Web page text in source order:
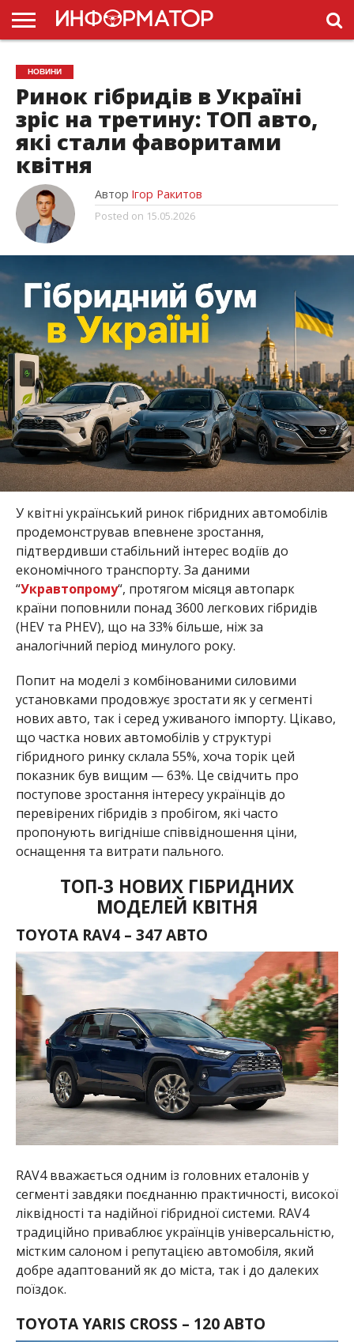
ГОЛОВНА
НОВИНИ
ПДР
УКРАЇНИ
РЕКЛАМА
ПРОЕКТЫ
НОВИНИ
Ринок гібридів в Україні
зріс на третину: ТОП авто,
які стали фаворитами
квітня
Автор Ігор Ракитов
Posted on 15.05.2026
У квітні український ринок гібридних автомобілів
продемонстрував впевнене зростання,
підтвердивши стабільний інтерес водіїв до
економічного транспорту. За даними
“Укравтопрому“, протягом місяця автопарк
країни поповнили понад 3600 легкових гібридів
(HEV та PHEV), що на 33% більше, ніж за
аналогічний період минулого року.
Попит на моделі з комбінованими силовими
установками продовжує зростати як у сегменті
нових авто, так і серед уживаного імпорту. Цікаво,
що частка нових автомобілів у структурі
гібридного ринку склала 55%, хоча торік цей
показник був вищим — 63%. Це свідчить про
поступове зростання інтересу українців до
перевірених гібридів з пробігом, які часто
пропонують вигідніше співвідношення ціни,
оснащення та витрати пального.
ТОП-3 НОВИХ ГІБРИДНИХ
МОДЕЛЕЙ КВІТНЯ
TOYOTA RAV4 – 347 АВТО
RAV4 вважається одним із головних еталонів у
сегменті завдяки поєднанню практичності, високої
ліквідності та надійної гібридної системи. RAV4
традиційно приваблює українців універсальністю,
містким салоном і репутацією автомобіля, який
добре адаптований як до міста, так і до далеких
поїздок.
TOYOTA YARIS CROSS – 120 АВТО